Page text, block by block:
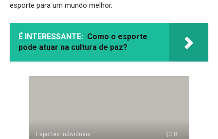
esporte para um mundo melhor.
É INTERESSANTE: Como o esporte
pode atuar na cultura de paz?
Esportes individuais 0